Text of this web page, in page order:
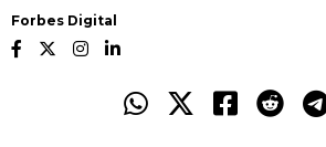
Forbes Digital